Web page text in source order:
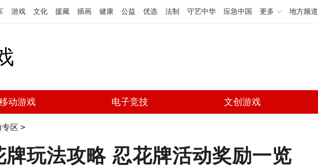
游戏 文化 援藏 插画 健康 公益 优选 法制 守艺中华 应急中国 更多 地方频道
动游戏 电子竞技 文创游戏
专区 >
牌玩法攻略 忍花牌活动奖励一览